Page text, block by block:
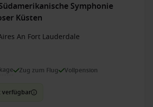
Symphonie
Küsten
An Fort Lauderdale
Zug zum Flug Vollpension
verfügbar